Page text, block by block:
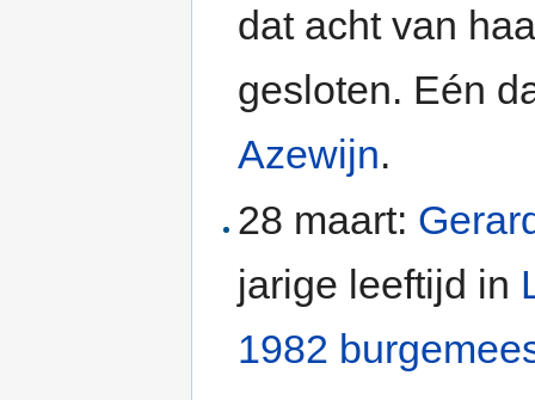
dat acht van
gesloten. Eén
Azewijn.
28 maart:
jarige leeftijd in
1982